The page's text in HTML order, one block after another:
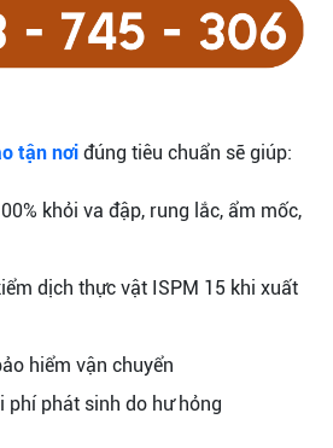
tận nơi đúng tiêu chuẩn sẽ giúp:
khỏi va đập, rung lắc, ẩm mốc,
dịch thực vật ISPM 15 khi xuất
hiểm vận chuyển
phí phát sinh do hư hỏng